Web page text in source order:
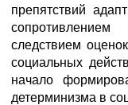
препятствий
следствием
социальных
начало
детерминизма в